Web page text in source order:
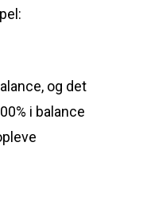
og det
i balance
Indlever din propel
Guides
Montering af propel
os
på 75 59 43